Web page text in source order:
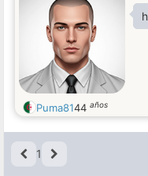
Puma8144 años
1